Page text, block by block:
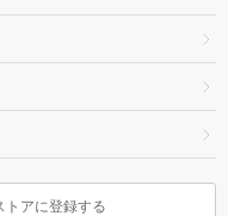
トアに登録する